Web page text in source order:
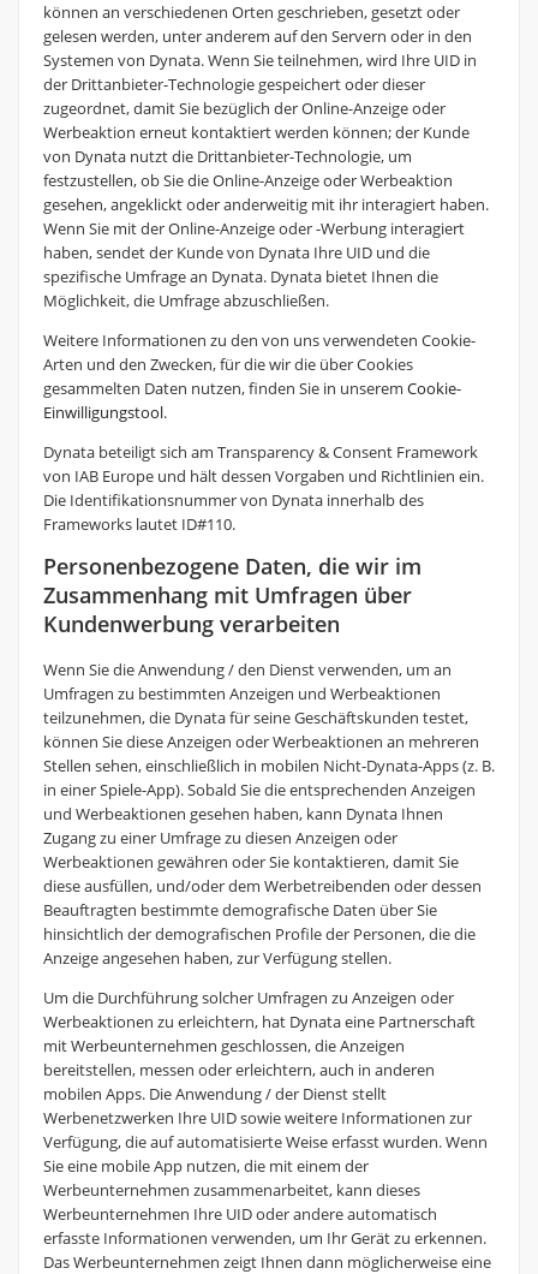
können an verschiedenen Orten geschrieben, gesetzt oder
gelesen werden, unter anderem auf den Servern oder in den
Systemen von Dynata. Wenn Sie teilnehmen, wird Ihre UID in
der Drittanbieter-Technologie gespeichert oder dieser
zugeordnet, damit Sie bezüglich der Online-Anzeige oder
Werbeaktion erneut kontaktiert werden können; der Kunde
von Dynata nutzt die Drittanbieter-Technologie, um
festzustellen, ob Sie die Online-Anzeige oder Werbeaktion
gesehen, angeklickt oder anderweitig mit ihr interagiert haben.
Wenn Sie mit der Online-Anzeige oder -Werbung interagiert
haben, sendet der Kunde von Dynata Ihre UID und die
spezifische Umfrage an Dynata. Dynata bietet Ihnen die
Möglichkeit, die Umfrage abzuschließen.
Weitere Informationen zu den von uns verwendeten Cookie-
Arten und den Zwecken, für die wir die über Cookies
gesammelten Daten nutzen, finden Sie in unserem Cookie-
Einwilligungstool.
Dynata beteiligt sich am Transparency & Consent Framework
von IAB Europe und hält dessen Vorgaben und Richtlinien ein.
Die Identifikationsnummer von Dynata innerhalb des
Frameworks lautet ID#110.
Personenbezogene Daten, die wir im
Zusammenhang mit Umfragen über
Kundenwerbung verarbeiten
Wenn Sie die Anwendung / den Dienst verwenden, um an
Umfragen zu bestimmten Anzeigen und Werbeaktionen
teilzunehmen, die Dynata für seine Geschäftskunden testet,
können Sie diese Anzeigen oder Werbeaktionen an mehreren
Stellen sehen, einschließlich in mobilen Nicht-Dynata-Apps (z. B.
in einer Spiele-App). Sobald Sie die entsprechenden Anzeigen
und Werbeaktionen gesehen haben, kann Dynata Ihnen
Zugang zu einer Umfrage zu diesen Anzeigen oder
Werbeaktionen gewähren oder Sie kontaktieren, damit Sie
diese ausfüllen, und/oder dem Werbetreibenden oder dessen
Beauftragten bestimmte demografische Daten über Sie
hinsichtlich der demografischen Profile der Personen, die die
Anzeige angesehen haben, zur Verfügung stellen.
Um die Durchführung solcher Umfragen zu Anzeigen oder
Werbeaktionen zu erleichtern, hat Dynata eine Partnerschaft
mit Werbeunternehmen geschlossen, die Anzeigen
bereitstellen, messen oder erleichtern, auch in anderen
mobilen Apps. Die Anwendung / der Dienst stellt
Werbenetzwerken Ihre UID sowie weitere Informationen zur
Verfügung, die auf automatisierte Weise erfasst wurden. Wenn
Sie eine mobile App nutzen, die mit einem der
Werbeunternehmen zusammenarbeitet, kann dieses
Werbeunternehmen Ihre UID oder andere automatisch
erfasste Informationen verwenden, um Ihr Gerät zu erkennen.
Das Werbeunternehmen zeigt Ihnen dann möglicherweise eine